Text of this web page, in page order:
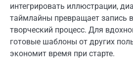
интегрировать иллюстрации,
таймлайны превращает запись
творческий процесс. Для
готовые шаблоны от других
экономит время при старте.